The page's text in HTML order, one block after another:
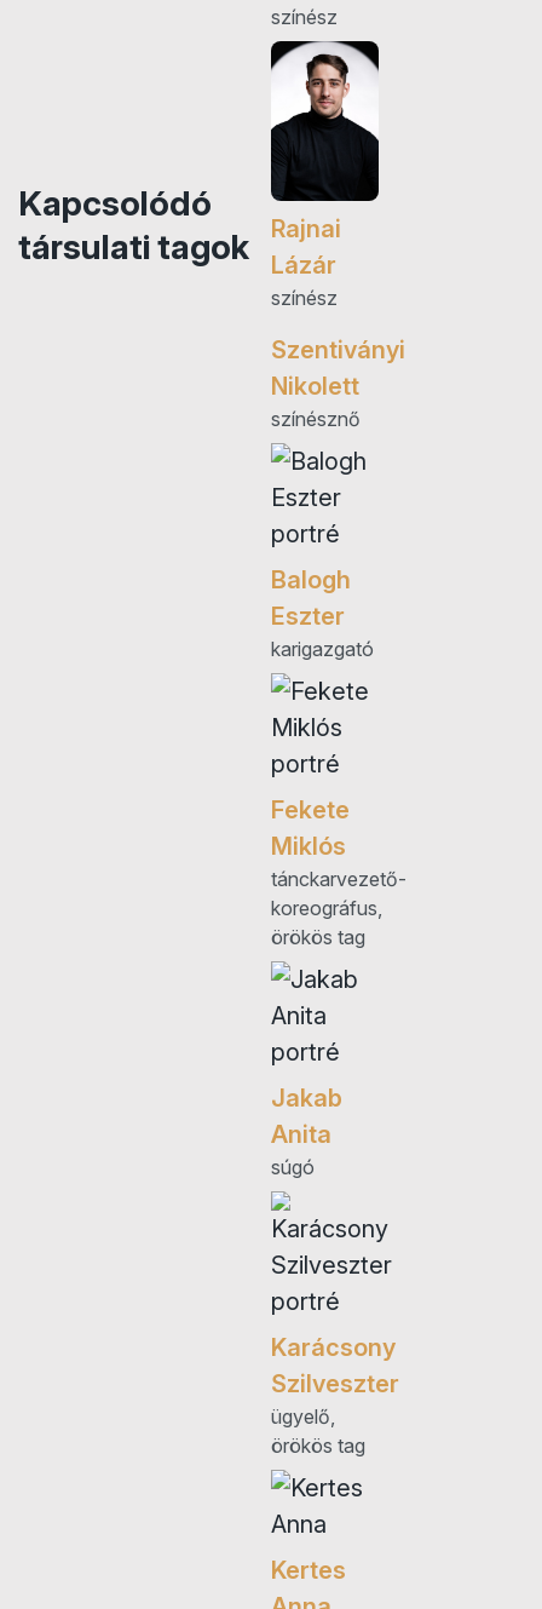
Kapcsolódó
társulati tagok
színész
Rajnai
Lázár
színész
Szentiványi
Nikolett
színésznő
Balogh
Eszter
karigazgató
Fekete
Miklós
tánckarvezető-
koreográfus,
örökös tag
Jakab
Anita
súgó
Karácsony
Szilveszter
ügyelő,
örökös tag
Kertes